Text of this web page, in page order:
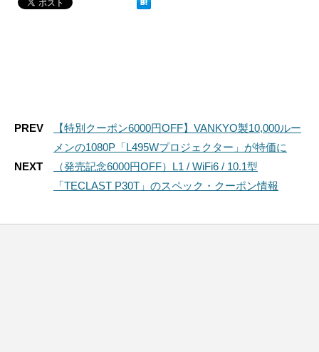
PREV
【特別クーポン6000円OFF】VANKYO製10,000ルー
メンの1080P「L495Wプロジェクター」が特価に
NEXT
（発売記念6000円OFF）L1 / WiFi6 / 10.1型
「TECLAST P30T」のスペック・クーポン情報